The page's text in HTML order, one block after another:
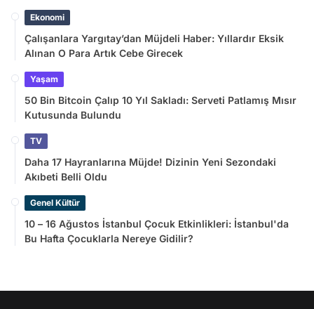
Ekonomi
Çalışanlara Yargıtay’dan Müjdeli Haber: Yıllardır Eksik
Alınan O Para Artık Cebe Girecek
Yaşam
50 Bin Bitcoin Çalıp 10 Yıl Sakladı: Serveti Patlamış Mısır
Kutusunda Bulundu
TV
Daha 17 Hayranlarına Müjde! Dizinin Yeni Sezondaki
Akıbeti Belli Oldu
Genel Kültür
10 – 16 Ağustos İstanbul Çocuk Etkinlikleri: İstanbul'da
Bu Hafta Çocuklarla Nereye Gidilir?